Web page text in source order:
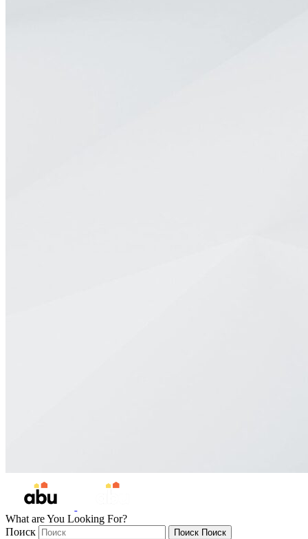
What are You Looking For?
Поиск
Поиск Поиск